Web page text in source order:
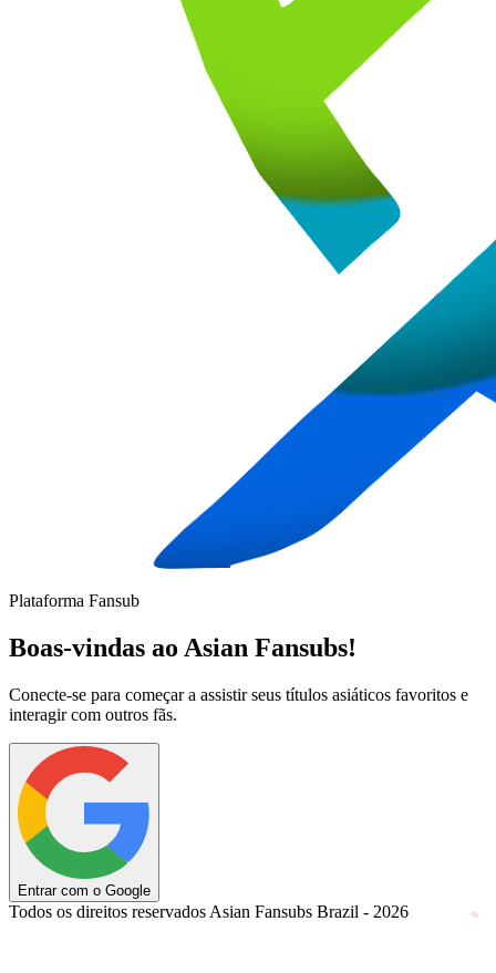
Plataforma Fansub
Boas-vindas ao Asian Fansubs!
Conecte-se para começar a assistir seus títulos asiáticos favoritos e
interagir com outros fãs.
Entrar com o Google
Todos os direitos reservados Asian Fansubs Brazil - 2026